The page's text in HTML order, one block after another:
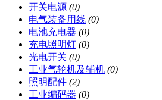
开关电源 (0)
电气装备用线 (0)
电池充电器 (0)
充电照明灯 (0)
光电开关 (0)
工业气轮机及辅机 (0)
照明配件 (2)
工业编码器 (0)